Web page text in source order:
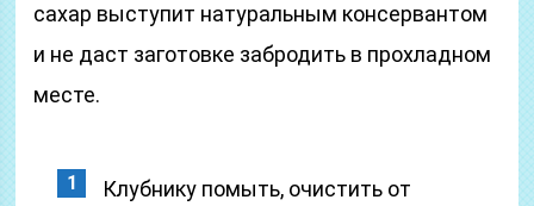
сахар выступит натуральным консервантом
и не даст заготовке забродить в прохладном
месте.
Клубнику помыть, очистить от